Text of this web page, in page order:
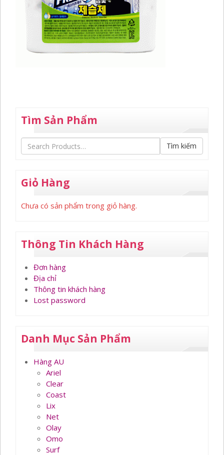
Tìm Sản Phẩm
Tìm kiếm
Giỏ Hàng
Chưa có sản phẩm trong giỏ hàng.
Thông Tin Khách Hàng
Đơn hàng
Địa chỉ
Thông tin khách hàng
Lost password
Danh Mục Sản Phẩm
Hàng AU
Ariel
Clear
Coast
Lix
Net
Olay
Omo
Surf